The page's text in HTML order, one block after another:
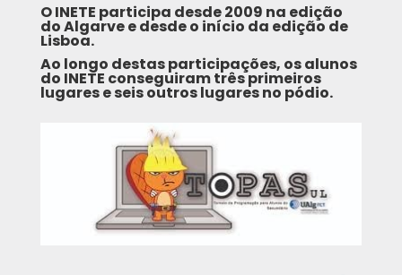
O INETE participa desde 2009 na edição
do Algarve e desde o início da edição de
Lisboa.
Ao longo destas participações, os alunos
do INETE conseguiram três primeiros
lugares e seis outros lugares no pódio.